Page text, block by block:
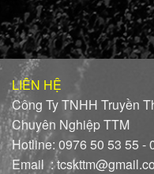
LIÊN HỆ
Công Ty TNHH Truyền
Chuyên Nghiệp TTM
Hotline: 0976 50 53 55 -
Email :